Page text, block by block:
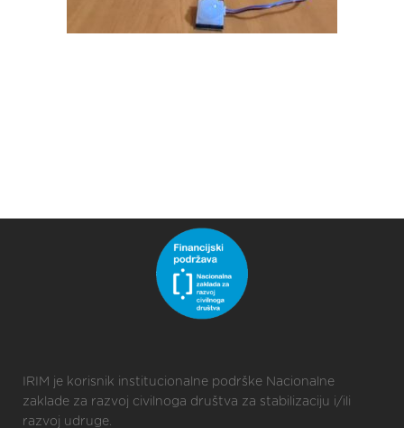
IRIM je korisnik institucionalne podrške Nacionalne
zaklade za razvoj civilnoga društva za stabilizaciju i/ili
razvoj udruge.